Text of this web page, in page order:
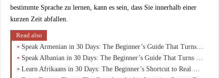
bestimmte Sprache zu lernen, kann es sein, dass Sie innerhalb einer
kurzen Zeit abfallen.
Read also
Speak Armenian in 30 Days: The Beginner’s Guide That Turns Zero Knowledge Into Real Conversations
Speak Albanian in 30 Days: The Beginner’s Guide That Turns Curiosity Into Real Conversations
Learn Afrikaans in 30 Days: The Beginner’s Shortcut to Real Conversations (No Overwhelm)